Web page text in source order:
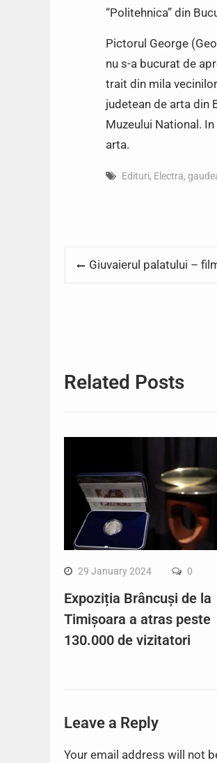
“Politehnica” din
Pictorul George
nu s-a bucurat de
trait din mila
judetean de arta din
Muzeului National.
arta.
Edituri, Electra,
PostGiuvaierul palatului –
Related Posts
29 January 2024 0
Expoziția Brâncuși de la
Timișoara a atras peste
130.000 de vizitatori
Leave a Reply
Your email address will not